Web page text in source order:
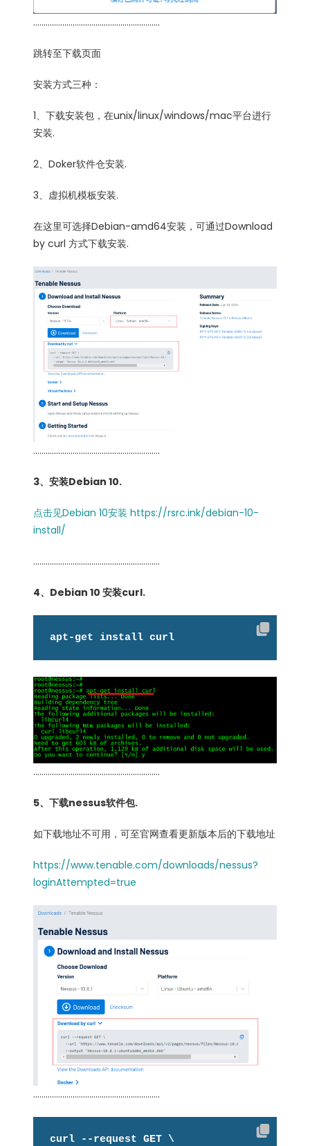
…………………………………………………….
跳转至下载页面
安装方式三种：
1、下载安装包，在unix/linux/windows/mac平台进行
安装.
2、Doker软件仓安装.
3、虚拟机模板安装.
在这里可选择Debian-amd64安装，可通过Download
by curl 方式下载安装.
…………………………………………………….
3、安装Debian 10.
点击见Debian 10安装 https://rsrc.ink/debian-10-
install/
…………………………………………………….
4、Debian 10 安装curl.
apt-get install curl
…………………………………………………….
5、下载nessus软件包.
如下载地址不可用，可至官网查看更新版本后的下载地址
https://www.tenable.com/downloads/nessus?
loginAttempted=true
…………………………………………………….
curl --request GET \